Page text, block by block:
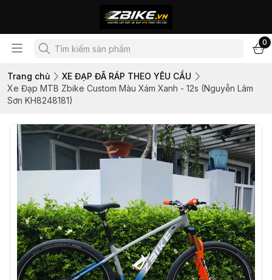
0
Trang chủ
XE ĐẠP ĐÃ RÁP THEO YÊU CẦU
Xe Đạp MTB Zbike Custom Màu Xám Xanh - 12s (Nguyễn Lâm
Sơn KH8248181)